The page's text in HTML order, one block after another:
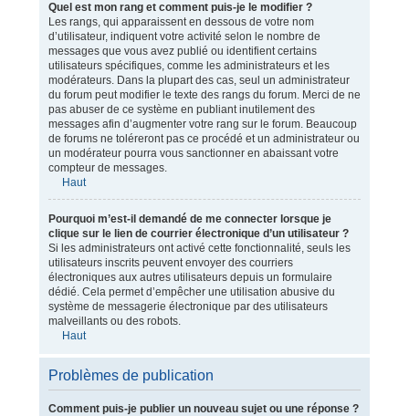
Quel est mon rang et comment puis-je le modifier ?
Les rangs, qui apparaissent en dessous de votre nom
d’utilisateur, indiquent votre activité selon le nombre de
messages que vous avez publié ou identifient certains
utilisateurs spécifiques, comme les administrateurs et les
modérateurs. Dans la plupart des cas, seul un administrateur
du forum peut modifier le texte des rangs du forum. Merci de ne
pas abuser de ce système en publiant inutilement des
messages afin d’augmenter votre rang sur le forum. Beaucoup
de forums ne toléreront pas ce procédé et un administrateur ou
un modérateur pourra vous sanctionner en abaissant votre
compteur de messages.
Haut
Pourquoi m’est-il demandé de me connecter lorsque je
clique sur le lien de courrier électronique d’un utilisateur ?
Si les administrateurs ont activé cette fonctionnalité, seuls les
utilisateurs inscrits peuvent envoyer des courriers
électroniques aux autres utilisateurs depuis un formulaire
dédié. Cela permet d’empêcher une utilisation abusive du
système de messagerie électronique par des utilisateurs
malveillants ou des robots.
Haut
Problèmes de publication
Comment puis-je publier un nouveau sujet ou une réponse ?